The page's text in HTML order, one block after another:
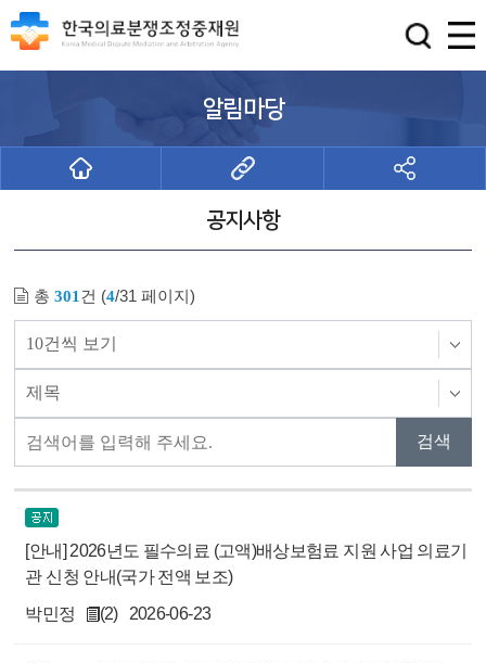
알림마당
공지사항
총301 건 (4/31 페이지)
[안내] 2026년도 필수의료 (고액)배상보험료 지원 사업 의료기
관 신청 안내(국가 전액 보조)
박민정
(2) 2026-06-23